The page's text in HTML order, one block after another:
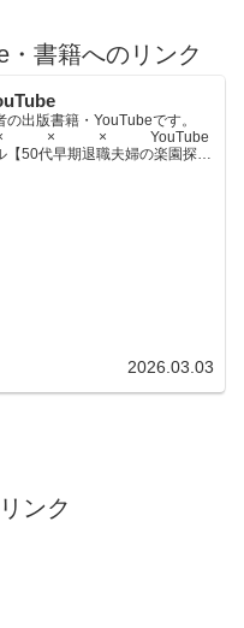
・書籍へのリンク
の出版書籍・YouTubeです。
× YouTube
【50代早期退職夫婦の楽園探求
2026.03.03
ンク